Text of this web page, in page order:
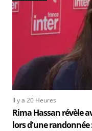
Il y a 20 Heures
Rima Hassan révèle
lors d'une randonnée